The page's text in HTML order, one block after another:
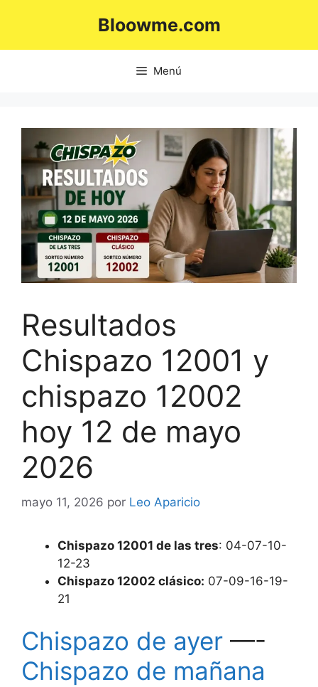
Bloowme.com
Menú
Resultados
Chispazo 12001 y
chispazo 12002
hoy 12 de mayo
2026
mayo 11, 2026 por Leo Aparicio
Chispazo 12001 de las tres: 04-07-10-
12-23
Chispazo 12002 clásico: 07-09-16-19-
21
Chispazo de ayer —-
Chispazo de mañana